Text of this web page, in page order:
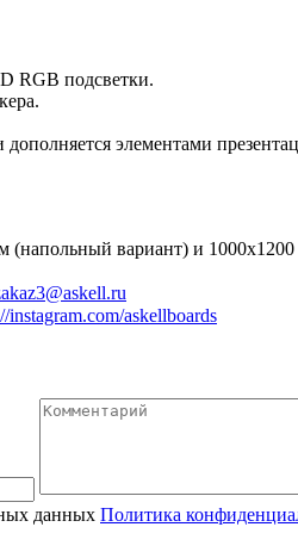
RGB подсветки.
элементами
(напольный вариант) и
3@askell.ru
instagram.com/askellboards
данных Политика